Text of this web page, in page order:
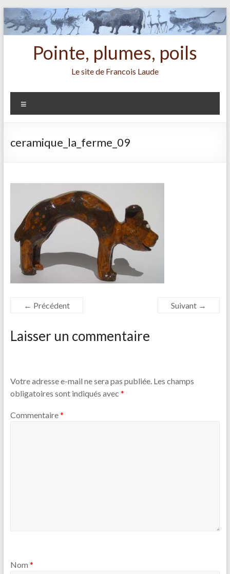
Aller
au
contenu
Pointe, plumes, poils
Le site de Francois Laude
ceramique_la_ferme_09
← Précédent Suivant →
Laisser un commentaire
Votre adresse e-mail ne sera pas publiée. Les champs
obligatoires sont indiqués avec *
Commentaire*
Nom *